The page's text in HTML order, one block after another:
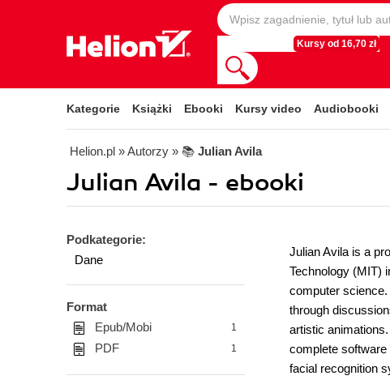
Kursy od 16,70 zł
Kategorie Książki Ebooki Kursy video Audiobooki
Helion.pl » Autorzy » 📚 Julian Avila
Julian Avila - ebooki
Podkategorie:
Dane
Format
Epub/Mobi
1
PDF 1
Julian Avila is a
Technology (MIT)
computer science.
through
artistic
complete
facial recognition